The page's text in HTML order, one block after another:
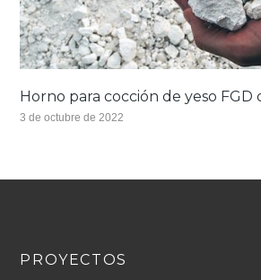
Horno para cocción de yeso FGD
3 de octubre de 2022
PROYECTOS